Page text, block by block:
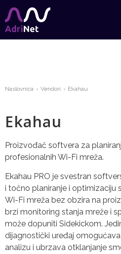
Naslovnica Vendori Ekahau
Ekahau
Proizvođač softvera za
profesionalnih Wi-Fi mreža.
Ekahau PRO je svestran
i točno planiranje i optimizaciju
Wi-Fi mreža bez obzira na
brzi monitoring stanja mreže i
može dopuniti Sidekickom.
dijagnostički uređaj
analizu i ubrzava otklanjanje